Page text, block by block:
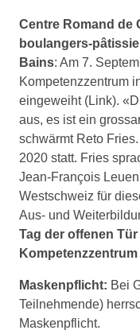
Centre Romand de
boulangers-
Bains: Am 7.
Kompetenzzentrum
eingeweiht (Link).
aus, es ist ein
schwärmt Reto
2020 statt. Fries
Jean-François
Westschweiz für
Aus- und
Tag der offenen
Maskenpflicht: Bei
Teilnehmende)
Maskenpflicht.